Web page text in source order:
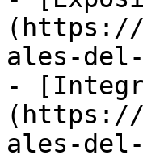
(https://
ales-
-
(https://
ales-